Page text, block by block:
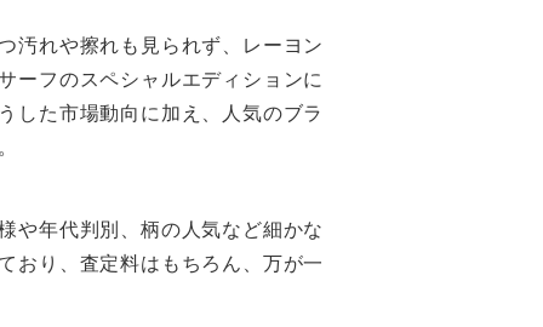
汚れや擦れも見られず、レーヨン
ーフのスペシャルエディションに
した市場動向に加え、人気のブラ
や年代判別、柄の人気など細かな
おり、査定料はもちろん、万が一